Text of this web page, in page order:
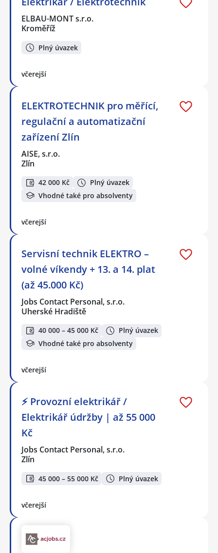
ELBAU-MONT s.r.o.
Kroměříž
Plný úvazek
včerejší
ELEKTROTECHNIK pro měřící,
regulační a automatizační
zařízení Zlín
AISE, s.r.o.
Zlín
42 000 Kč
Plný úvazek
Vhodné také pro absolventy
včerejší
Servisní technik ELEKTRO –
volné víkendy + 13. a 14. plat
(až 45.000 Kč)
Jobs Contact Personal, s.r.o.
Uherské Hradiště
40 000 – 45 000 Kč
Plný úvazek
Vhodné také pro absolventy
včerejší
⚡ Provozní elektrikář /
Elektrikář údržby | až 55 000
Kč
Jobs Contact Personal, s.r.o.
Zlín
45 000 – 55 000 Kč Plný úvazek
včerejší